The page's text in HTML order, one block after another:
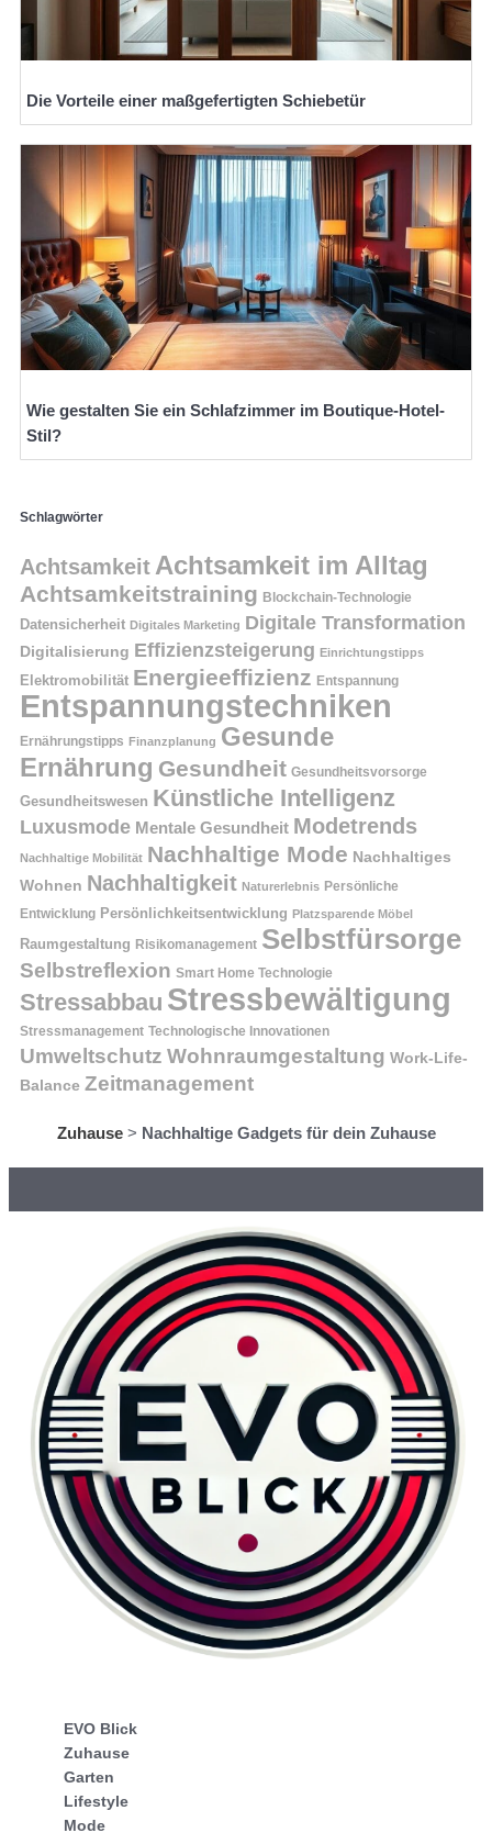
Die Vorteile einer maßgefertigten Schiebetür
Wie gestalten Sie ein Schlafzimmer im Boutique-Hotel-
Stil?
Schlagwörter
Achtsamkeit Achtsamkeit im Alltag
Achtsamkeitstraining Blockchain-Technologie
Datensicherheit Digitales Marketing Digitale Transformation
Digitalisierung Effizienzsteigerung Einrichtungstipps
Elektromobilität Energieeffizienz Entspannung
Entspannungstechniken
Ernährungstipps Finanzplanung Gesunde
Ernährung Gesundheit Gesundheitsvorsorge
Gesundheitswesen Künstliche Intelligenz
Luxusmode Mentale Gesundheit Modetrends
Nachhaltige Mobilität Nachhaltige Mode Nachhaltiges
Wohnen Nachhaltigkeit Naturerlebnis Persönliche
Entwicklung Persönlichkeitsentwicklung Platzsparende Möbel
Raumgestaltung Risikomanagement Selbstfürsorge
Selbstreflexion Smart Home Technologie
Stressabbau Stressbewältigung
Stressmanagement Technologische Innovationen
Umweltschutz Wohnraumgestaltung Work-Life-
Balance Zeitmanagement
Zuhause> Nachhaltige Gadgets für dein Zuhause
EVO Blick
Zuhause
Garten
Lifestyle
Mode